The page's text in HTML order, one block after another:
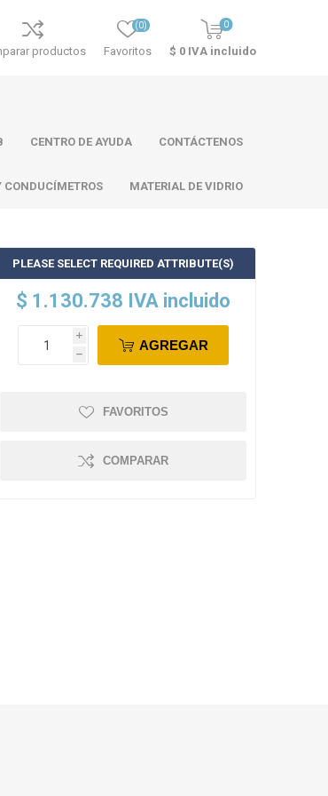
productos Favoritos
(0) 0
$ 0 IVA incluido
Atago
Thermo
Scientific
CENTRO DE AYUDA CONTÁCTENOS
CONDUCÍMETROS MATERIAL DE VIDRIO
PLEASE SELECT REQUIRED ATTRIBUTE(S)
$ 1.130.738 IVA incluido
i
h
AGREGAR
FAVORITOS
COMPARAR